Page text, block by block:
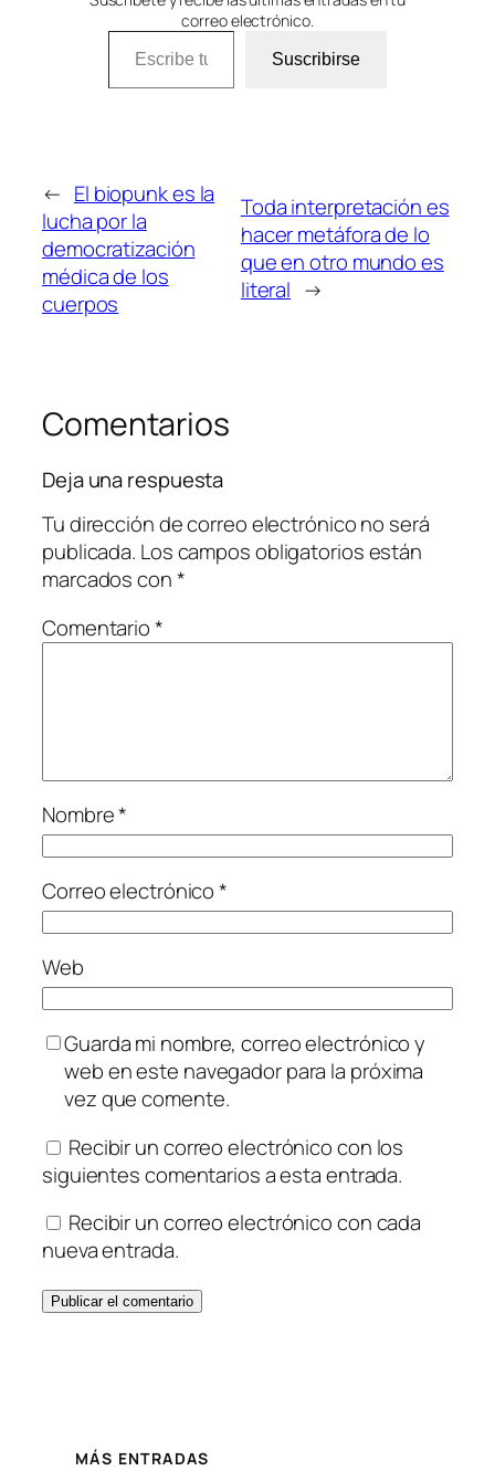
correo electrónico.
Escribe tu correo electrónico…
Suscribirse
← El biopunk es la
lucha por la
democratización
médica de los
cuerpos
Toda interpretación es
hacer metáfora de lo
que en otro mundo es
literal →
Comentarios
Deja una respuesta
Tu dirección de correo electrónico no será
publicada. Los campos obligatorios están
marcados con*
Comentario*
Nombre*
Correo electrónico*
Web
Guarda mi nombre, correo electrónico y
web en este navegador para la próxima
vez que comente.
Recibir un correo electrónico con los
siguientes comentarios a esta entrada.
Recibir un correo electrónico con cada
nueva entrada.
MÁS ENTRADAS